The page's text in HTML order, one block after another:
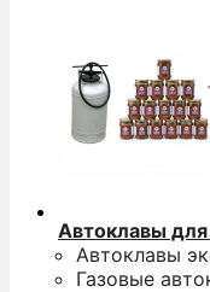
Автоклавы
Автоклавы
Газовые